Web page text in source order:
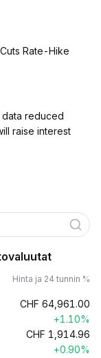
Rate-Hike
reduced
raise interest
Hinta ja 24 tunnin %
CHF 64,961.00
+1.10%
CHF 1,914.96
+0.90%